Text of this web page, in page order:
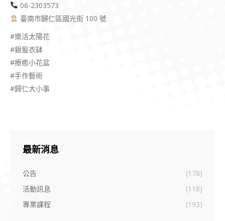
06-2303573
臺南市歸仁區國光街 100 號
#樂活太陽花
#銀髮衣缽
#療癒小花盆
#手作藝術
#歸仁大小事
最新消息
公告
(178)
活動訊息
(118)
專業課程
(193)